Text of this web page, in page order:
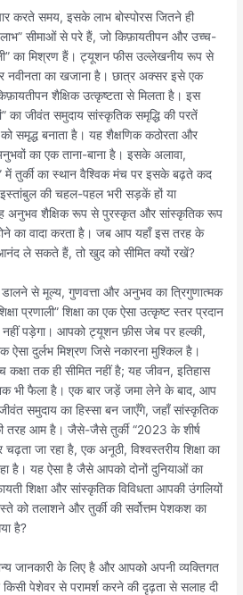
करते समय, इसके लाभ बोस्पोरस जितने ही
सीमाओं से परे हैं, जो किफ़ायतीपन और उच्च-
का मिश्रण हैं। ट्यूशन फीस उल्लेखनीय रूप से
नवीनता का खजाना है। छात्र अक्सर इसे एक
शैक्षिक उत्कृष्टता से मिलता है। इस
का जीवंत समुदाय सांस्कृतिक समृद्धि की परतें
समृद्ध बनाता है। यह शैक्षणिक कठोरता और
का एक ताना-बाना है। इसके अलावा,
में तुर्की का स्थान वैश्विक मंच पर इसके बढ़ते कद
की चहल-पहल भरी सड़कें हों या
यह अनुभव शैक्षिक रूप से पुरस्कृत और सांस्कृतिक रूप
का वादा करता है। जब आप यहाँ इस तरह के
ले सकते हैं, तो खुद को सीमित क्यों रखें?
से मूल्य, गुणवत्ता और अनुभव का त्रिगुणात्मक
प्रणाली” शिक्षा का एक ऐसा उत्कृष्ट स्तर प्रदान
नहीं पड़ेगा। आपको ट्यूशन फ़ीस जेब पर हल्की,
ऐसा दुर्लभ मिश्रण जिसे नकारना मुश्किल है।
कक्षा तक ही सीमित नहीं है; यह जीवन, इतिहास
भी फैला है। एक बार जड़ें जमा लेने के बाद, आप
जीवंत समुदाय का हिस्सा बन जाएँगे, जहाँ सांस्कृतिक
तरह आम है। जैसे-जैसे तुर्की “2023 के शीर्ष
जा रहा है, एक अनूठी, विश्वस्तरीय शिक्षा का
है। यह ऐसा है जैसे आपको दोनों दुनियाओं का
शिक्षा और सांस्कृतिक विविधता आपकी उंगलियों
को तलाशने और तुर्की की सर्वोत्तम पेशकश का
है?
जानकारी के लिए है और आपको अपनी व्यक्तिगत
पेशेवर से परामर्श करने की दृढ़ता से सलाह दी